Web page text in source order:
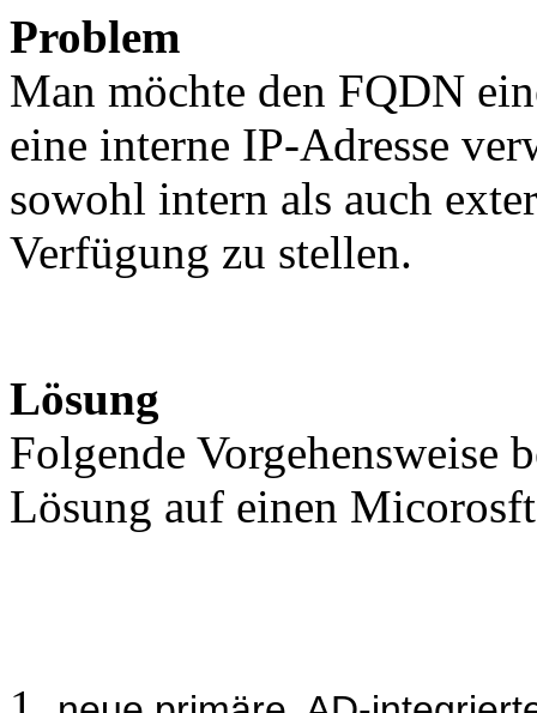
Problem
Man möchte den FQDN
eine interne IP-Adresse
sowohl intern als auch
Verfügung zu stellen.
Lösung
Folgende Vorgehensweise
Lösung auf einen